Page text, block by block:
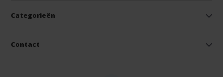
Categorieën
Contact